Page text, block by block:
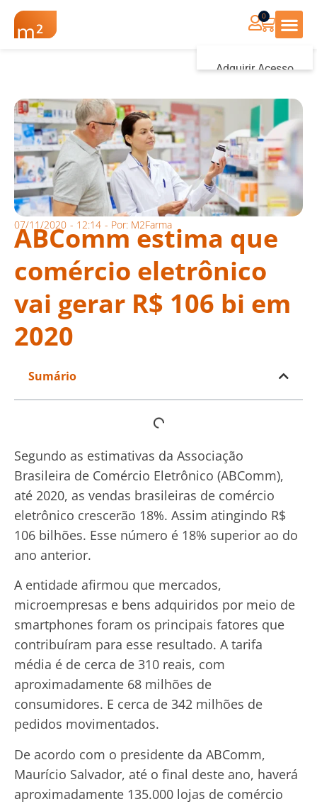
Adquirir Acesso
0
07/11/2020 - 12:14 - Por: M2Farma
ABComm estima que
comércio eletrônico
vai gerar R$ 106 bi em
2020
Sumário
Segundo as estimativas da Associação
Brasileira de Comércio Eletrônico (ABComm),
até 2020, as vendas brasileiras de comércio
eletrônico crescerão 18%. Assim atingindo R$
106 bilhões. Esse número é 18% superior ao do
ano anterior.
A entidade afirmou que mercados,
microempresas e bens adquiridos por meio de
smartphones foram os principais fatores que
contribuíram para esse resultado. A tarifa
média é de cerca de 310 reais, com
aproximadamente 68 milhões de
consumidores. E cerca de 342 milhões de
pedidos movimentados.
De acordo com o presidente da ABComm,
Maurício Salvador, até o final deste ano, haverá
aproximadamente 135.000 lojas de comércio